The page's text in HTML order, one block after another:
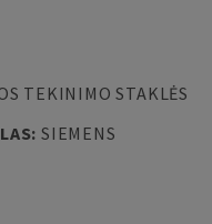
TEKINIMO STAKLĖS
: SIEMENS